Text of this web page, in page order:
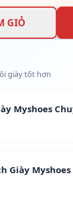
GIỎ
giày tốt hơn
Myshoes
Giày